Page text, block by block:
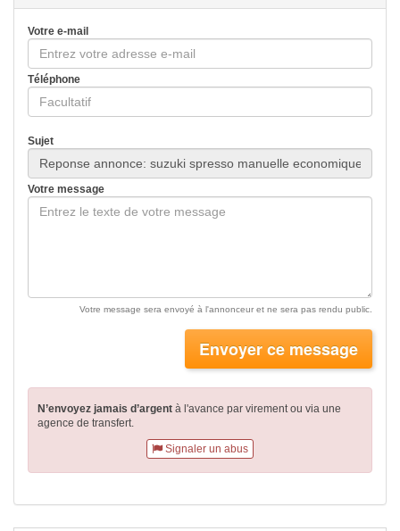
Votre e-mail
Téléphone
Sujet
Votre message
Votre message sera envoyé à l'annonceur et ne sera pas rendu public.
Envoyer ce message
N’envoyez jamais d’argent à l'avance par virementou via une
agence de transfert.
Signaler un abus